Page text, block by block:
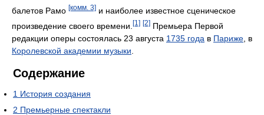
балетов Рамо [комм. 3] и наиболее известное сценическое
произведение своего времени. [1] [2] Премьера Первой
редакции оперы состоялась 23 августа 1735 года в Париже , в
Королевской академии музыки
Содержание
1 История создания
2 Премьерные спектакли